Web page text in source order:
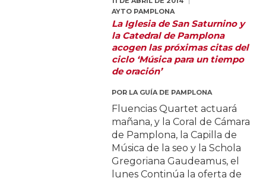
AYTO PAMPLONA
La Iglesia de San Saturnino y
la Catedral de Pamplona
acogen las próximas citas del
ciclo ‘Música para un tiempo
de oración’
POR LA GUÍA DE PAMPLONA
Fluencias Quartet actuará
mañana, y la Coral de Cámara
de Pamplona, la Capilla de
Música de la seo y la Schola
Gregoriana Gaudeamus, el
lunes Continúa la oferta de